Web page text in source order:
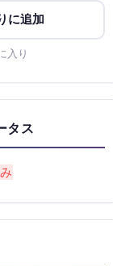
に追加
入り
タス